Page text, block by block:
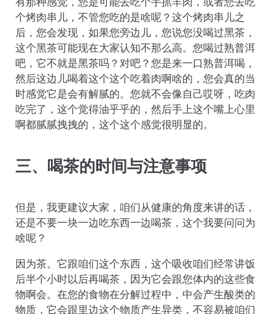
个烤肉串儿，不管您吃的是啥呢？这个烤肉串儿之
后，您会发现，如果您旁边儿，您说您没喝过黑茶，
这个黑茶可能现在大家认知不那么高。您喝过熟普洱
吧，它不就是黑茶吗？对吧？您是来一口熟普洱喝，
然后这边儿喝着这个这个吃着肉啊啥的，您会真的当
时感觉它是会有解腻的。您就不会像自己哎呀，吃肉
吃完了，这个觉得油乎乎的，然后手上这个嘴上心里
啊都腻腻拽拽的，这个这个感觉很明显的。
三、喝茶的时间与注意事项
但是，我更建议大家，咱们从健康的角度来讲的话，
还是不要一块一边吃东西一边喝茶，这个我要问问为
啥呢？
因为茶。它跟咱们这个东西，这个吸收咱们经常讲饭
后半个小时以后再喝茶，因为它会跟您体内的这些食
物啊会。在您的食物在分解过程中，中会产生酸类的
物质，它会跟里边这个物质产生异类，不容易被咱们